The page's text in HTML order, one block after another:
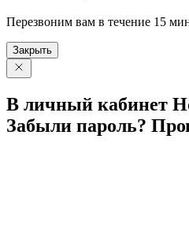
Перезвоним вам в течение 15
Закрыть
В личный кабинет
Забыли пароль?